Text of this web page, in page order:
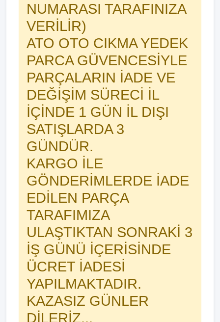
NUMARASI TARAFINIZA
VERİLİR)
ATO OTO CIKMA YEDEK
PARCA GÜVENCESİYLE
PARÇALARIN İADE VE
DEĞİŞİM SÜRECİ İL
İÇİNDE 1 GÜN İL DIŞI
SATIŞLARDA 3
GÜNDÜR.
KARGO İLE
GÖNDERİMLERDE İADE
EDİLEN PARÇA
TARAFIMIZA
ULAŞTIKTAN SONRAKİ 3
İŞ GÜNÜ İÇERİSİNDE
ÜCRET İADESİ
YAPILMAKTADIR.
KAZASIZ GÜNLER
DİLERİZ...